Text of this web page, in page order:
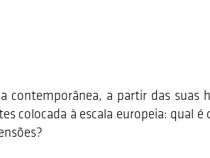
contemporânea, a partir das suas
colocada à escala europeia: qual